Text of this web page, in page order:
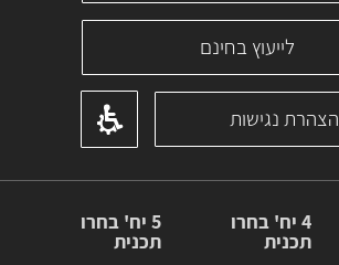
לייעוץ בחינם
הצהרת נגישות
4 יח' בחרו
תכנית
5 יח' בחרו
תכנית